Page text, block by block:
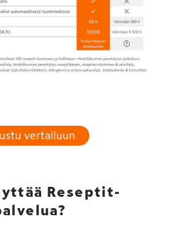
vertailuun
Reseptit-